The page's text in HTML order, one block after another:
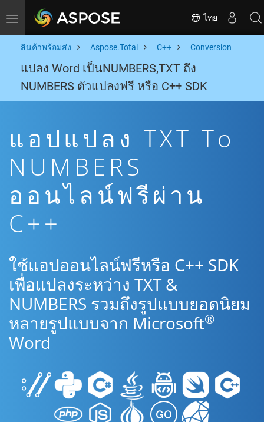
Toggle navigation ไทย
สินค้าพร้อมส่ง Aspose.Total C++ Conversion
แปลง Word เป็นNUMBERS,TXT ถึง
NUMBERS ตัวแปลงฟรี หรือ C++ SDK
แอปแปลง TXT To
NUMBERS
ออนไลน์ฟรีผ่าน
C++
ใช้แอปออนไลน์ฟรีหรือ C++ SDK
เพื่อแปลงระหว่าง TXT &
NUMBERS รวมถึงรูปแบบยอดนิยม
หลายรูปแบบจาก Microsoft®
Word